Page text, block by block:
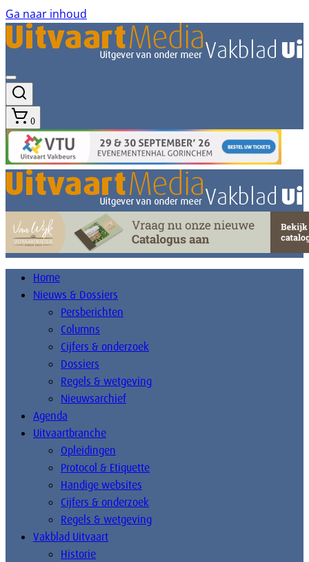
Ga naar inhoud
0
Home
Nieuws & Dossiers
Persberichten
Columns
Cijfers & onderzoek
Dossiers
Regels & wetgeving
Nieuwsarchief
Agenda
Uitvaartbranche
Opleidingen
Protocol & Etiquette
Handige websites
Cijfers & onderzoek
Regels & wetgeving
Vakblad Uitvaart
Historie